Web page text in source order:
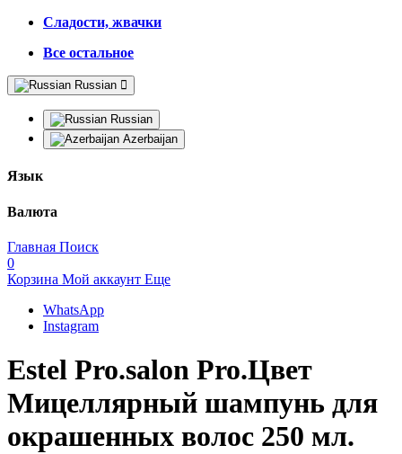
Сладости, жвачки
Все остальное
Russian
Russian
Azerbaijan
Язык
Валюта
Главная Поиск
0
Корзина Мой аккаунт Еще
WhatsApp
Instagram
Estel Pro.salon Pro.Цвет
Мицеллярный шампунь для
окрашенных волос 250 мл.